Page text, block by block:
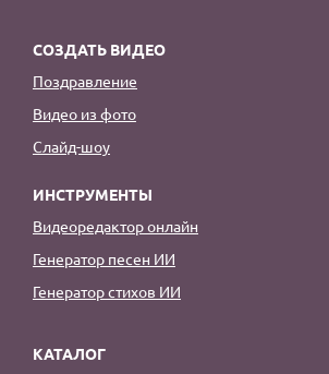
СОЗДАТЬ ВИДЕО
Поздравление
Видео из фото
Слайд-шоу
ИНСТРУМЕНТЫ
Видеоредактор онлайн
Генератор песен ИИ
Генератор стихов ИИ
КАТАЛОГ